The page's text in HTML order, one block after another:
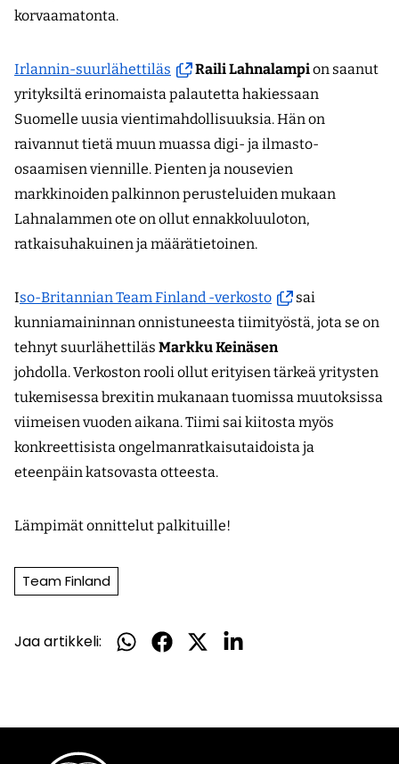
korvaamatonta.
Irlannin-suurlähettiläs (avautuu
uuteen
ikkunaan,
siirryt
toiseen
palveluun)
Raili Lahnalampion saanut
yrityksiltä erinomaista palautetta hakiessaan
Suomelle uusia vientimahdollisuuksia. Hän on
raivannut tietä muun muassa digi- ja ilmasto-
osaamisen viennille. Pienten ja nousevien
markkinoiden palkinnon perusteluiden mukaan
Lahnalammen ote on ollut ennakkoluuloton,
ratkaisuhakuinen ja määrätietoinen.
Iso-Britannian Team Finland -verkosto(avautuu
uuteen
ikkunaan,
siirryt
toiseen
palveluun)
sai
kunniamaininnan onnistuneesta tiimityöstä, jota se on
tehnyt suurlähettiläs Markku Keinäsen
johdolla. Verkoston rooli ollut erityisen tärkeä yritysten
tukemisessa brexitin mukanaan tuomissa muutoksissa
viimeisen vuoden aikana. Tiimi sai kiitosta myös
konkreettisista ongelmanratkaisutaidoista ja
eteenpäin katsovasta otteesta.
Lämpimät onnittelut palkituille!
Team Finland
Jaa artikkeli:
Jaa
Jaa
Jaa
Jaa